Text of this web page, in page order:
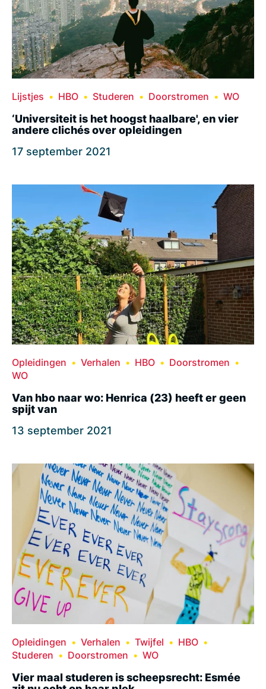
Lijstjes HBO Studeren Doorstromen WO
‘Universiteit is het hoogst haalbare', en vier
andere clichés over opleidingen
17 september 2021
Opleidingen Verhalen HBO
Doorstromen
WO
Van hbo naar wo: Henrica (23) heeft er geen
spijt van
13 september 2021
Opleidingen Verhalen Twijfel
HBO
Studeren
Doorstromen WO
Vier maal studeren is scheepsrecht: Esmée